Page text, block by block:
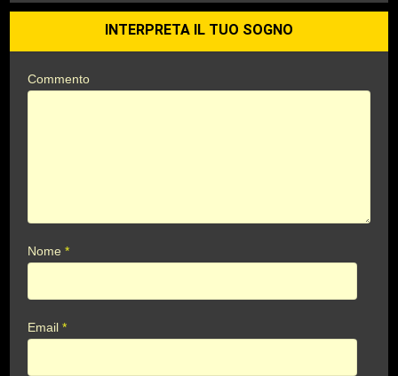
INTERPRETA IL TUO SOGNO
Commento
Nome*
Email*